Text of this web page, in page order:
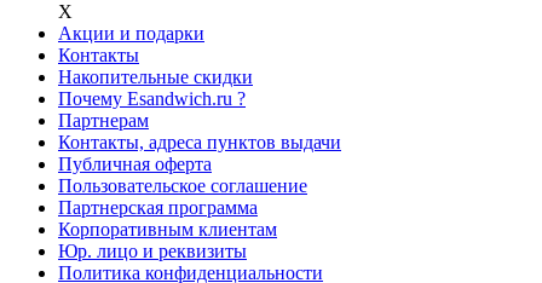
Х
Акции и подарки
Контакты
Накопительные скидки
Почему Esandwich.ru ?
Партнерам
Контакты, адреса пунктов выдачи
Публичная оферта
Пользовательское соглашение
Партнерская программа
Корпоративным клиентам
Юр. лицо и реквизиты
Политика конфиденциальности